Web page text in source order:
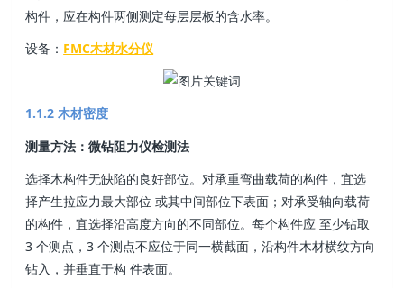
构件，应在构件两侧测定每层层板的含水率。
设备： FMC木材水分仪
1.1.2 木材密度
测量方法：微钻阻力仪检测法
选择木构件无缺陷的良好部位。对承重弯曲载荷的构件，宜选
择产生拉应力最大部位 或其中间部位下表面；对承受轴向载荷
的构件，宜选择沿高度方向的不同部位。每个构件应 至少钻取
3 个测点，3 个测点不应位于同一横截面，沿构件木材横纹方向
钻入，并垂直于构 件表面。